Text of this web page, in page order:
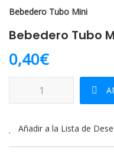
Bebedero Tubo Mini
Bebedero Tubo
0,40€
Bebedero Tubo Mini
Añadir a la Lista de